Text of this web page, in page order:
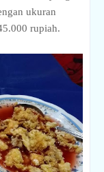
ukuran
rupiah.